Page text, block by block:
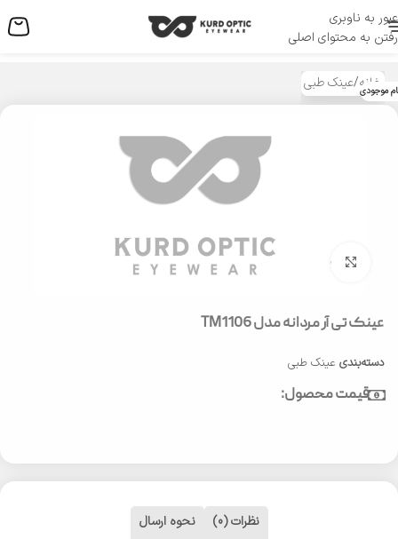
عبور به ناوبری
رفتن به محتوای اصلی
منو
خانه/عینک طبی موجودی
بزرگنمایی تصویر
عینک تی آر مردانه مدل TM1106
دسته‌بندی عینک طبی
قیمت محصول:
نظرات (0) نحوه ارسال